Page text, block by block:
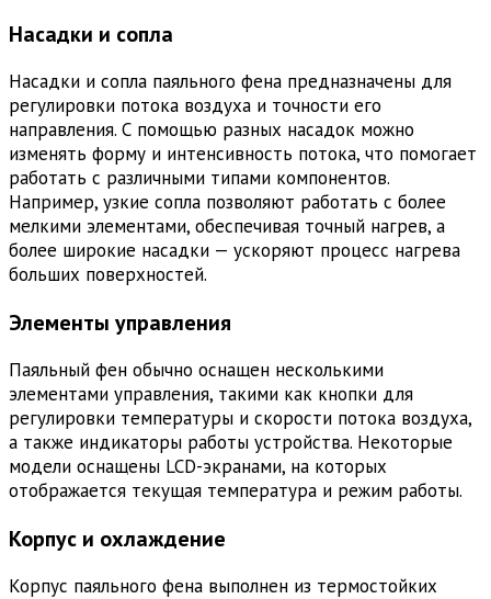
Насадки и сопла
Насадки и сопла паяльного фена предназначены для
регулировки потока воздуха и точности его
направления. С помощью разных насадок можно
изменять форму и интенсивность потока, что помогает
работать с различными типами компонентов.
Например, узкие сопла позволяют работать с более
мелкими элементами, обеспечивая точный нагрев, а
более широкие насадки — ускоряют процесс нагрева
больших поверхностей.
Элементы управления
Паяльный фен обычно оснащен несколькими
элементами управления, такими как кнопки для
регулировки температуры и скорости потока воздуха,
а также индикаторы работы устройства. Некоторые
модели оснащены LCD-экранами, на которых
отображается текущая температура и режим работы.
Корпус и охлаждение
Корпус паяльного фена выполнен из термостойких